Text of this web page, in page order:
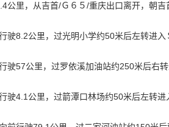
公里，从吉首/Ｇ６５/重庆出口离开，朝吉
驶8.2公里，过光明小学约50米后左转进入
驶57公里，过罗依溪加油站约250米后右
驶4.1 公里，过箭潭口林场约50米后左转进